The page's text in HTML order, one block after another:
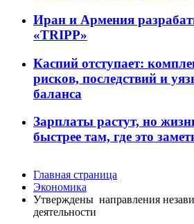
Иран и Армения
«TRIPP»
Каспий отступает:
рисков, последствий и
баланса
Зарплаты растут, но
быстрее там, где это
Главная страница
Экономика
Утверждены направления
деятельности